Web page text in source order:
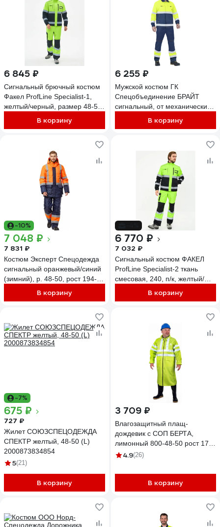
6 845 ₽
Сигнальный брючный костюм
Факел ProfLine Specialist-1,
желтый/черный, размер 48-50,
В корзину
6 255 ₽
Мужской костюм ГК
Спецобъединение БРАЙТ
сигнальный, от механических
полукомбинезон), флуорес
В корзину
-10%
7 048 ₽
7 831 ₽
Костюм Эксперт Спецодежда
сигнальный оранжевый/синий
(зимний), р. 48-50, рост 194-
В корзину
6 770 ₽
7 032 ₽
Сигнальный костюм ФАКЕЛ
ProfLine Specialist-2 ткань
смесовая, 240, п/к, желтый/
В корзину
-7%
675 ₽
727 ₽
Жилет СОЮЗСПЕЦОДЕЖДА
СПЕКТР желтый, 48-50 (L)
2000873834854
5(21)
В корзину
3 709 ₽
Влагозащитный плащ-
дождевик с СОП БЕРТА,
лимонный 800-48-50 рост 170-
1764.9(26)
В корзину